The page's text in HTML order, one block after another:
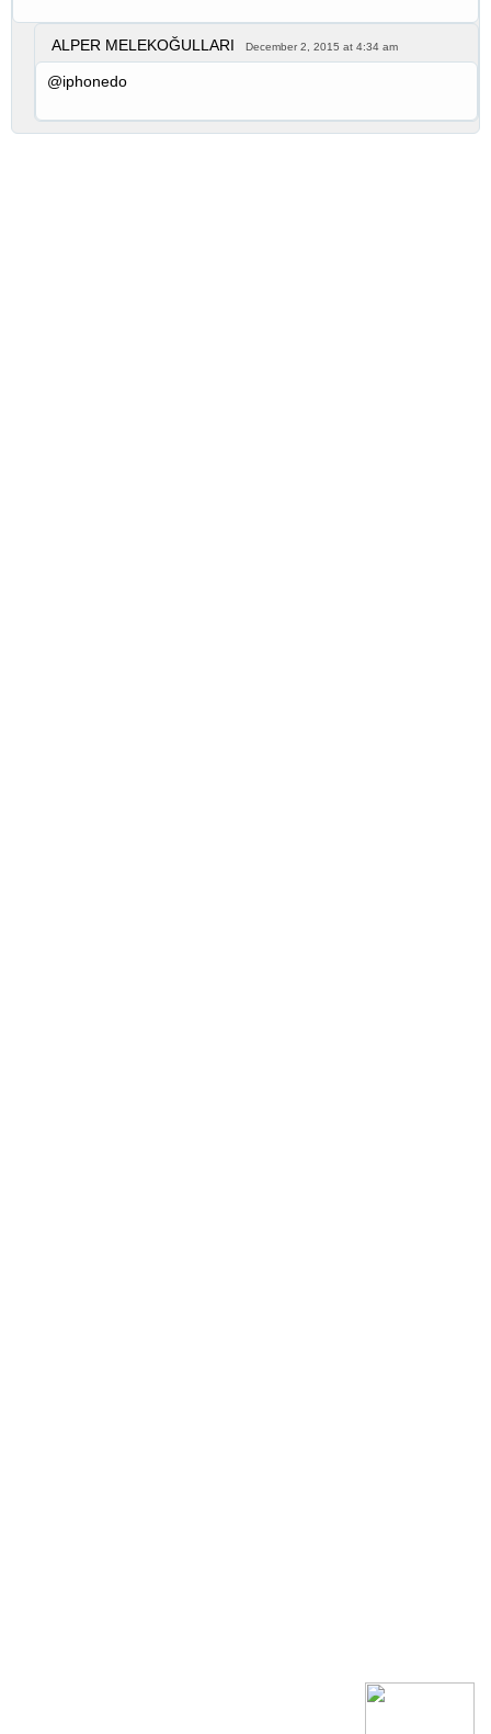
ALPER MELEKOĞULLARI December 2, 2015 at 4:34 am
@iphonedo